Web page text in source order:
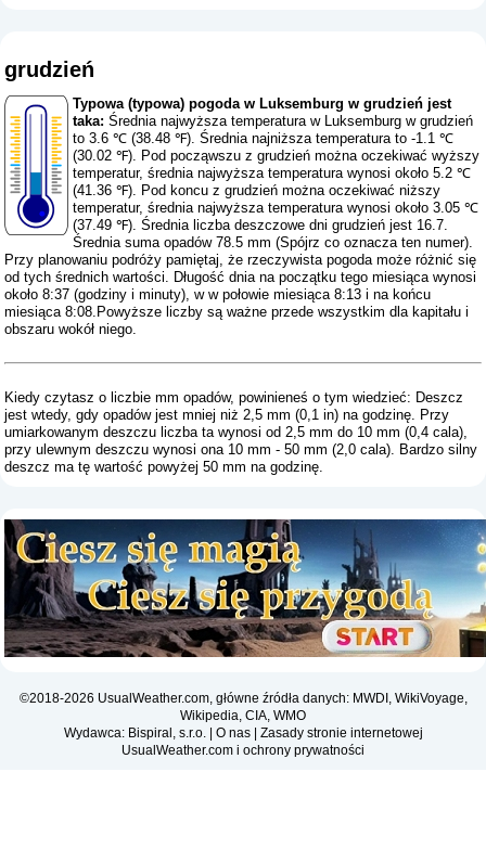
grudzień
Typowa (typowa) pogoda w Luksemburg w grudzień jest
taka: Średnia najwyższa temperatura w Luksemburg w grudzień
to 3.6 ℃ (38.48 ℉). Średnia najniższa temperatura to -1.1 ℃
(30.02 ℉). Pod począwszu z grudzień można oczekiwać wyższy
temperatur, średnia najwyższa temperatura wynosi około 5.2 ℃
(41.36 ℉). Pod koncu z grudzień można oczekiwać niższy
temperatur, średnia najwyższa temperatura wynosi około 3.05 ℃
(37.49 ℉). Średnia liczba deszczowe dni grudzień jest 16.7.
Średnia suma opadów 78.5 mm (Spójrz co oznacza ten numer).
Przy planowaniu podróży pamiętaj, że rzeczywista pogoda może różnić się
od tych średnich wartości. Długość dnia na początku tego miesiąca wynosi
około 8:37 (godziny i minuty), w w połowie miesiąca 8:13 i na końcu
miesiąca 8:08.Powyższe liczby są ważne przede wszystkim dla kapitału i
obszaru wokół niego.
Kiedy czytasz o liczbie mm opadów, powinieneś o tym wiedzieć: Deszcz
jest wtedy, gdy opadów jest mniej niż 2,5 mm (0,1 in) na godzinę. Przy
umiarkowanym deszczu liczba ta wynosi od 2,5 mm do 10 mm (0,4 cala),
przy ulewnym deszczu wynosi ona 10 mm - 50 mm (2,0 cala). Bardzo silny
deszcz ma tę wartość powyżej 50 mm na godzinę.
©2018-2026 UsualWeather.com, główne źródła danych: MWDI, WikiVoyage,
Wikipedia, CIA, WMO
Wydawca: Bispiral, s.r.o. | O nas| Zasady stronie internetowej
UsualWeather.com i ochrony prywatności